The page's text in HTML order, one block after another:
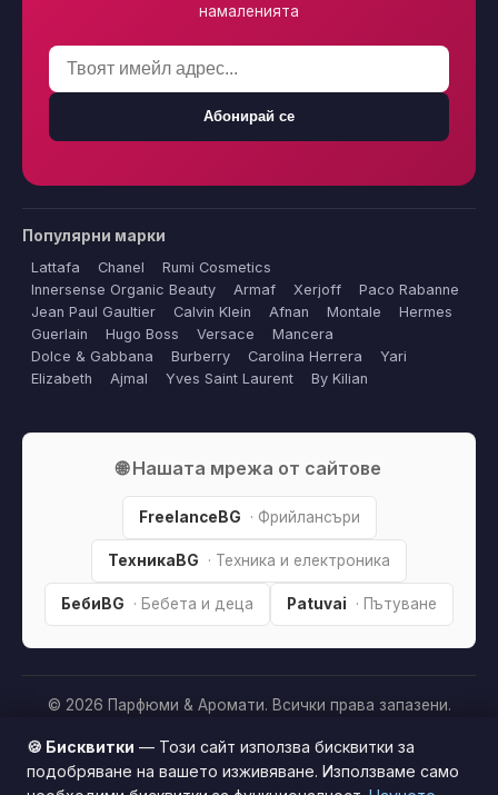
намаленията
Абонирай се
Популярни марки
Lattafa Chanel
Rumi Cosmetics
Innersense Organic Beauty
Armaf Xerjoff
Paco Rabanne
Jean Paul Gaultier
Calvin Klein Afnan Montale
Hermes
Guerlain
Hugo Boss Versace
Mancera
Dolce & Gabbana
Burberry Carolina Herrera
Yari
Elizabeth
Ajmal Yves Saint Laurent By Kilian
🌐 Нашата мрежа от сайтове
FreelanceBG · Фрийлансъри
ТехникаBG · Техника и електроника
БебиBG · Бебета и деца Patuvai · Пътуване
© 2026 Парфюми & Аромати. Всички права запазени.
Партньорско разкриване:
Този сайт е независим и
съдържа партньорски (affiliate) линкове. Когато купите
продукт през тях, може да получим малка комисиона от
🍪 Бисквитки — Този сайт използва бисквитки за
подобряване на вашето изживяване. Използваме само